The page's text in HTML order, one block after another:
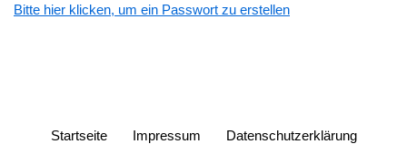
Bitte hier klicken, um ein Passwort zu erstellen
Startseite Impressum Datenschutzerklärung